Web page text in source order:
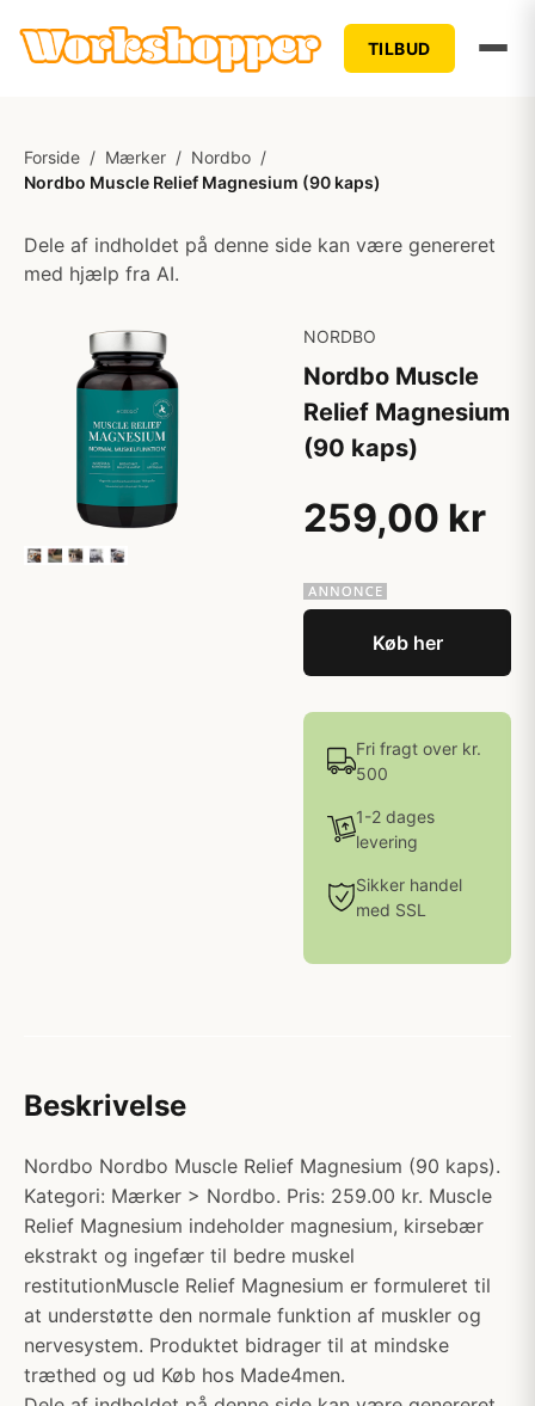
TILBUD
Forside / Mærker / Nordbo /
Nordbo Muscle Relief Magnesium (90 kaps)
Dele af indholdet på denne side kan være genereret
med hjælp fra AI.
NORDBO
Nordbo Muscle
Relief Magnesium
(90 kaps)
259,00 kr
Køb her
Fri fragt over kr.
500
1-2 dages
levering
Sikker handel
med SSL
Beskrivelse
Nordbo Nordbo Muscle Relief Magnesium (90 kaps).
Kategori: Mærker > Nordbo. Pris: 259.00 kr. Muscle
Relief Magnesium indeholder magnesium, kirsebær
ekstrakt og ingefær til bedre muskel
restitutionMuscle Relief Magnesium er formuleret til
at understøtte den normale funktion af muskler og
nervesystem. Produktet bidrager til at mindske
træthed og ud Køb hos Made4men.